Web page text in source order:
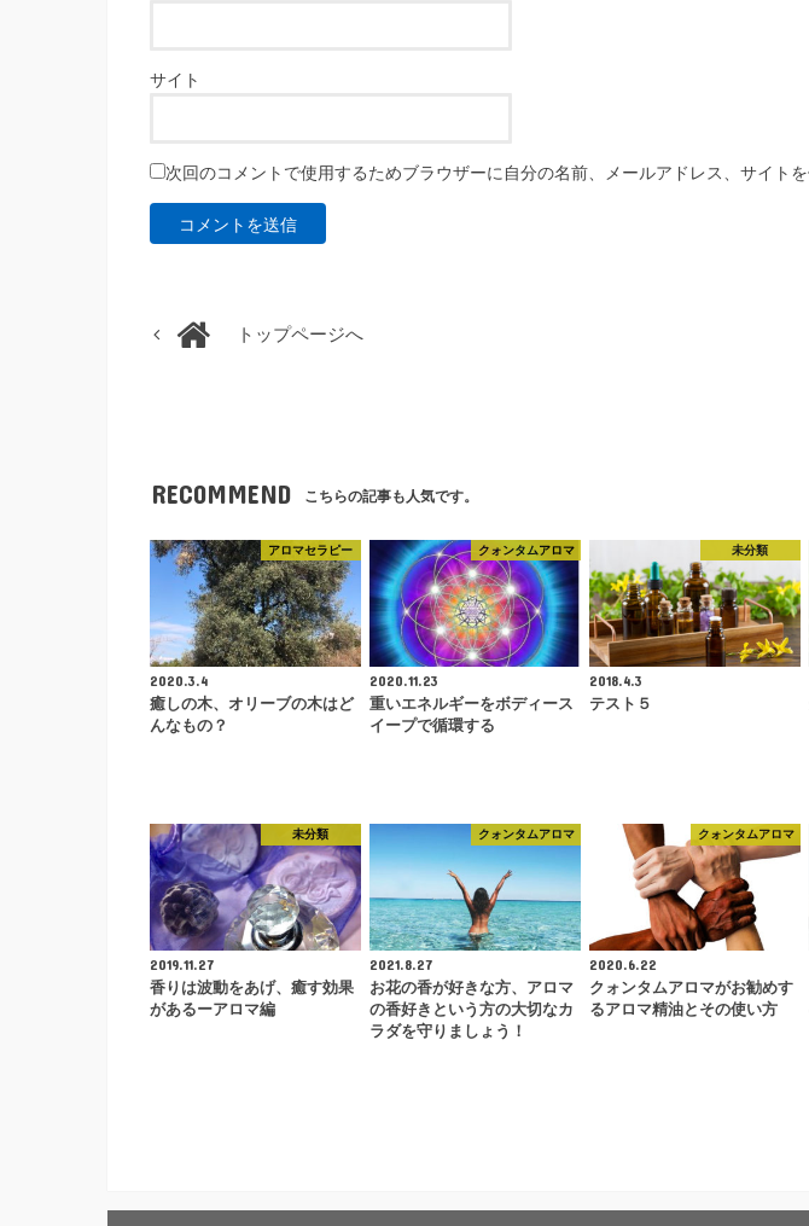
サイト
次回のコメントで使用するためブラウザーに自分の名前、メールアドレス、サイトを
トップページへ
RECOMMEND こちらの記事も人気です。
アロマセラピー
2020.3.4
癒しの木、オリーブの木はど
んなもの？
クォンタムアロマ
2020.11.23
重いエネルギーをボディース
イープで循環する
未分類
2018.4.3
テスト５
未分類
2019.11.27
香りは波動をあげ、癒す効果
があるーアロマ編
クォンタムアロマ
2021.8.27
お花の香が好きな方、アロマ
の香好きという方の大切なカ
ラダを守りましょう！
クォンタムアロマ
2020.6.22
クォンタムアロマがお勧めす
るアロマ精油とその使い方